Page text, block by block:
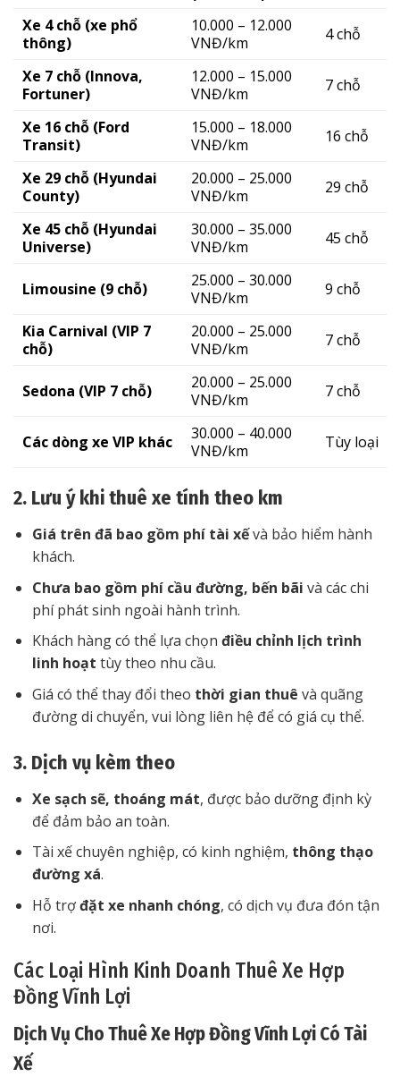
Xe 4 chỗ (xe phổ
thông)
10.000 – 12.000
VNĐ/km
4 chỗ
Xe 7 chỗ (Innova,
Fortuner)
12.000 – 15.000
VNĐ/km
7 chỗ
Xe 16 chỗ (Ford
Transit)
15.000 – 18.000
VNĐ/km
16 chỗ
Xe 29 chỗ (Hyundai
County)
20.000 – 25.000
VNĐ/km
29 chỗ
Xe 45 chỗ (Hyundai
Universe)
30.000 – 35.000
VNĐ/km
45 chỗ
Limousine (9 chỗ)
25.000 – 30.000
VNĐ/km
9 chỗ
Kia Carnival (VIP 7
chỗ)
20.000 – 25.000
VNĐ/km
7 chỗ
Sedona (VIP 7 chỗ)
20.000 – 25.000
VNĐ/km
7 chỗ
Các dòng xe VIP khác
30.000 – 40.000
VNĐ/km
Tùy loại
2. Lưu ý khi thuê xe tính theo km
Giá trên đã bao gồm phí tài xếvà bảo hiểm hành
khách.
Chưa bao gồm phí cầu đường, bến bãi và các chi
phí phát sinh ngoài hành trình.
Khách hàng có thể lựa chọn điều chỉnh lịch trình
linh hoạt tùy theo nhu cầu.
Giá có thể thay đổi theo thời gian thuê và quãng
đường di chuyển, vui lòng liên hệ để có giá cụ thể.
3. Dịch vụ kèm theo
Xe sạch sẽ, thoáng mát, được bảo dưỡng định kỳ
để đảm bảo an toàn.
Tài xế chuyên nghiệp, có kinh nghiệm, thông thạo
đường xá.
Hỗ trợđặt xe nhanh chóng, có dịch vụ đưa đón tận
nơi.
Các Loại Hình Kinh Doanh Thuê Xe Hợp
Đồng Vĩnh Lợi
Dịch Vụ Cho Thuê Xe Hợp Đồng Vĩnh Lợi Có Tài
Xế